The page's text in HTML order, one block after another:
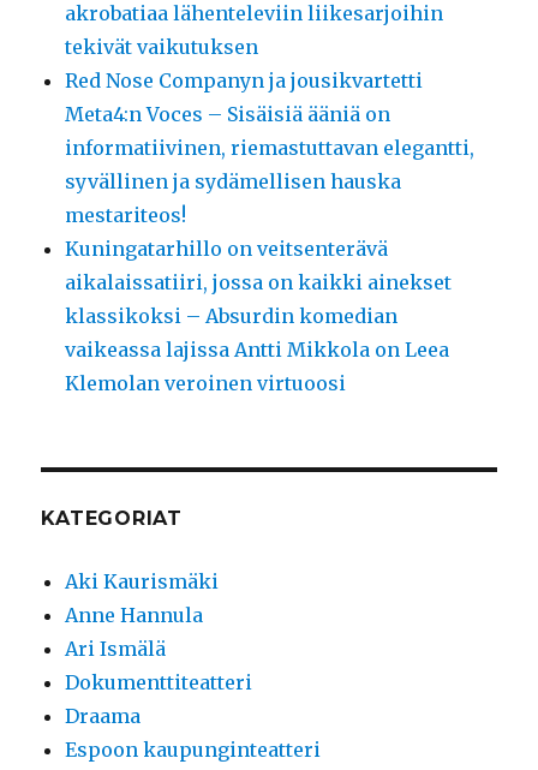
akrobatiaa lähenteleviin liikesarjoihin
tekivät vaikutuksen
Red Nose Companyn ja jousikvartetti
Meta4:n Voces – Sisäisiä ääniä on
informatiivinen, riemastuttavan elegantti,
syvällinen ja sydämellisen hauska
mestariteos!
Kuningatarhillo on veitsenterävä
aikalaissatiiri, jossa on kaikki ainekset
klassikoksi – Absurdin komedian
vaikeassa lajissa Antti Mikkola on Leea
Klemolan veroinen virtuoosi
KATEGORIAT
Aki Kaurismäki
Anne Hannula
Ari Ismälä
Dokumenttiteatteri
Draama
Espoon kaupunginteatteri